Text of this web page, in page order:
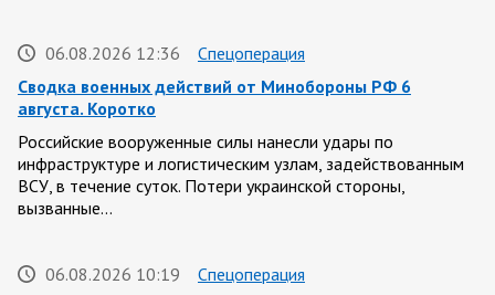
06.08.2026 12:36
Спецоперация
Сводка военных действий от Минобороны РФ 6
августа. Коротко
Российские вооруженные силы нанесли удары по
инфраструктуре и логистическим узлам, задействованным
ВСУ, в течение суток. Потери украинской стороны,
вызванные…
06.08.2026 10:19
Спецоперация